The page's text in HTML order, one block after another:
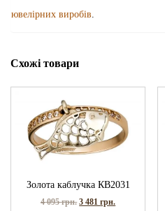
ювелірних виробів
Схожі товари
Золота каблучка КВ2031
4 095грн. 3 481грн.